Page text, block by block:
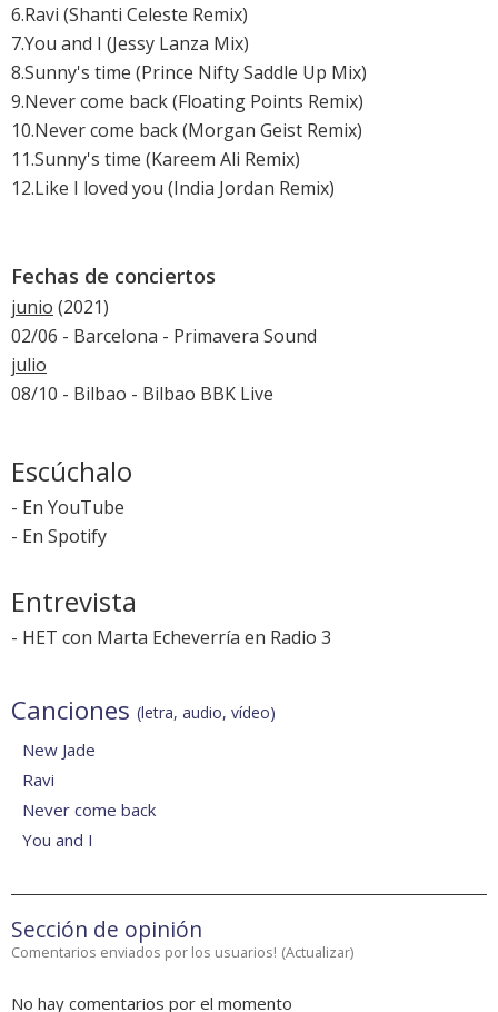
6.Ravi (Shanti Celeste Remix)
7.You and I (Jessy Lanza Mix)
8.Sunny's time (Prince Nifty Saddle Up Mix)
9.Never come back (Floating Points Remix)
10.Never come back (Morgan Geist Remix)
11.Sunny's time (Kareem Ali Remix)
12.Like I loved you (India Jordan Remix)
Fechas de conciertos
junio (2021)
02/06 - Barcelona - Primavera Sound
julio
08/10 - Bilbao - Bilbao BBK Live
Escúchalo
- En YouTube
- En Spotify
Entrevista
- HET con Marta Echeverría en Radio 3
Canciones (letra, audio, vídeo)
New Jade
Ravi
Never come back
You and I
Sección de opinión
Comentarios enviados por los usuarios! (Actualizar)
No hay comentarios por el momento